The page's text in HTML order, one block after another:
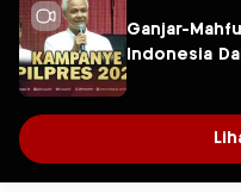
Ganjar-
Indonesia